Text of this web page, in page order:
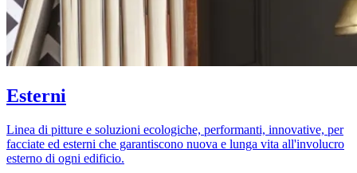
Esterni
Linea di pitture e soluzioni ecologiche, performanti, innovative, per
facciate ed esterni che garantiscono nuova e lunga vita all'involucro
esterno di ogni edificio.